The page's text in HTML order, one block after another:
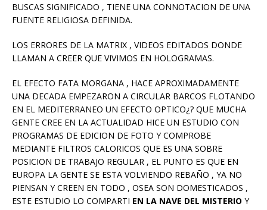
BUSCAS SIGNIFICADO , TIENE UNA CONNOTACION DE UNA
FUENTE RELIGIOSA DEFINIDA.
LOS ERRORES DE LA MATRIX , VIDEOS EDITADOS DONDE
LLAMAN A CREER QUE VIVIMOS EN HOLOGRAMAS.
EL EFECTO FATA MORGANA , HACE APROXIMADAMENTE
UNA DECADA EMPEZARON A CIRCULAR BARCOS FLOTANDO
EN EL MEDITERRANEO UN EFECTO OPTICO¿? QUE MUCHA
GENTE CREE EN LA ACTUALIDAD HICE UN ESTUDIO CON
PROGRAMAS DE EDICION DE FOTO Y COMPROBE
MEDIANTE FILTROS CALORICOS QUE ES UNA SOBRE
POSICION DE TRABAJO REGULAR , EL PUNTO ES QUE EN
EUROPA LA GENTE SE ESTA VOLVIENDO REBAÑO , YA NO
PIENSAN Y CREEN EN TODO , OSEA SON DOMESTICADOS ,
ESTE ESTUDIO LO COMPARTI EN LA NAVE DEL MISTERIO Y